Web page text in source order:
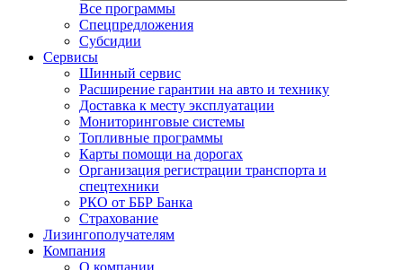
Все программы
Спецпредложения
Субсидии
Сервисы
Шинный сервис
Расширение гарантии на авто и технику
Доставка к месту эксплуатации
Мониторинговые системы
Топливные программы
Карты помощи на дорогах
Организация регистрации транспорта и
спецтехники
РКО от ББР Банка
Страхование
Лизингополучателям
Компания
О компании